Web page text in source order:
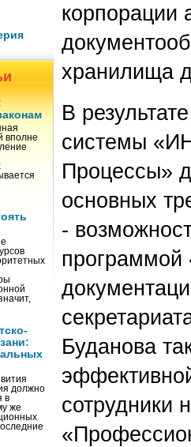
вполне
должно
в
же
корпорации
хранилища
В
системы
Процессы»
основных
-
программой
Буданова
сотрудники